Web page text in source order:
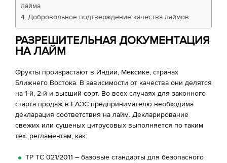
лайма
Добровольное подтверждение качества лаймов
РАЗРЕШИТЕЛЬНАЯ ДОКУМЕНТАЦИЯ
НА ЛАЙМ
Фрукты произрастают в Индии, Мексике, странах
Ближнего Востока. В зависимости от качества они делятся
на 1-й, 2-й и высший сорт. Во всех случаях для законного
старта продаж в ЕАЭС предпринимателю необходима
декларация соответствия на лайм. Декларирование
свежих или сушеных цитрусовых выполняется по таким
тех. регламентам, как:
ТР ТС 021/2011 – базовые стандарты для безопасного